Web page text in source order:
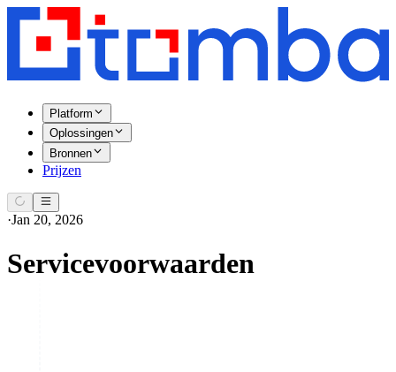
Platform
Oplossingen
Bronnen
Prijzen
·Jan 20, 2026
Servicevoorwaarden